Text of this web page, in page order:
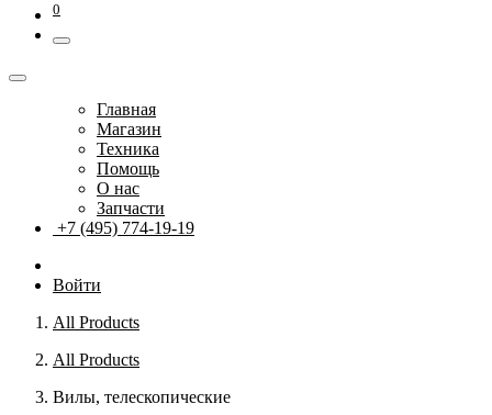
0
Главная
Магазин
Техника
Помощь
О нас
Запчасти
+7 (495) 774-19-19
Войти
All Products
All Products
Вилы, телескопические